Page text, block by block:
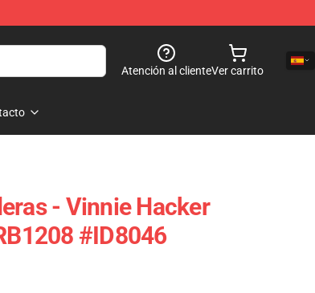
Atención al clienteVer carrito
- Vinnie Hacker
#ID8046